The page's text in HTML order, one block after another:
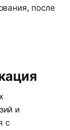
после
и
с